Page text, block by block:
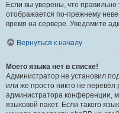
Если вы уверены, что
отображается по-прежнему
время на сервере. Уведомите
Вернуться к началу
Моего языка нет в списке!
Администратор не установил
или же просто никто не
администратора конференции,
языковой пакет. Если такого